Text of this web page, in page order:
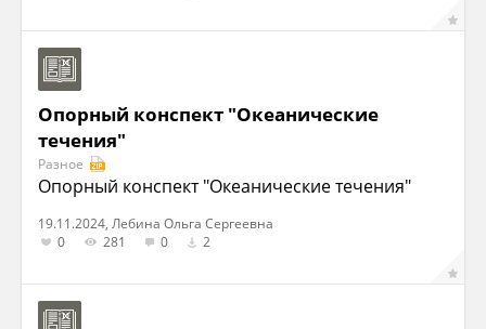
Опорный конспект "Океанические
течения"
Разное
Опорный конспект "Океанические течения"
19.11.2024, Лебина Ольга Сергеевна
0
281 0 2